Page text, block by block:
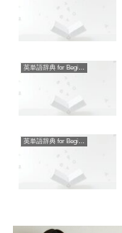
英単語辞典 for Beginners
英単語辞典 for Beginners